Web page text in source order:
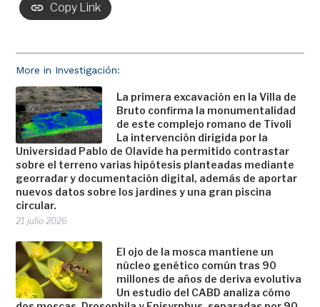
More in Investigación:
La primera excavación en la Villa de
Bruto confirma la monumentalidad
de este complejo romano de Tívoli
La intervención dirigida por la
Universidad Pablo de Olavide ha permitido contrastar
sobre el terreno varias hipótesis planteadas mediante
georradar y documentación digital, además de aportar
nuevos datos sobre los jardines y una gran piscina
circular.
21 julio 2026
El ojo de la mosca mantiene un
núcleo genético común tras 90
millones de años de deriva evolutiva
Un estudio del CABD analiza cómo
Copy Link